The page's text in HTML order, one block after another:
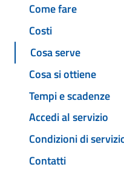
Come fare
Costi
Cosa serve
Cosa si ottiene
Tempi e scadenze
Accedi al servizio
Condizioni di
Contatti